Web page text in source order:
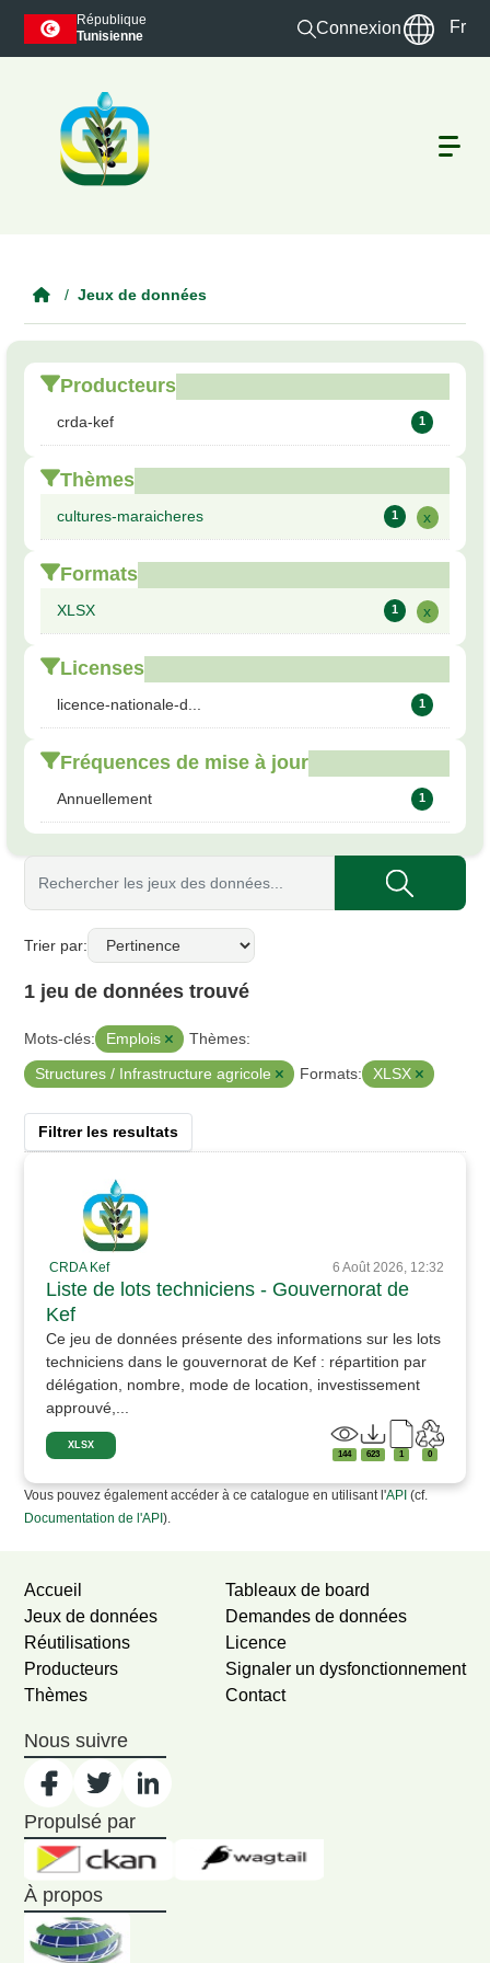
Skip to main content
République
Tunisienne
Connexion Fr
Jeux de données
Producteurs
crda-kef 1
Thèmes
cultures-maraicheres 1 x
Formats
XLSX 1 x
Licenses
licence-nationale-d... 1
Fréquences de mise à jour
Annuellement 1
Trier par
1 jeu de données trouvé
Mots-clés: Emplois
Thèmes:
Structures / Infrastructure agricole
Formats: XLSX
Filtrer les resultats
CRDA Kef 6 Août 2026, 12:32
Liste de lots techniciens - Gouvernorat de
Kef
Ce jeu de données présente des informations sur les lots
techniciens dans le gouvernorat de Kef : répartition par
délégation, nombre, mode de location, investissement
approuvé,...
XLSX
144 623 1 0
Vous pouvez également accéder à ce catalogue en utilisant l'API (cf.
Documentation de l'API).
Accueil
Jeux de données
Réutilisations
Producteurs
Thèmes
Tableaux de board
Demandes de données
Licence
Signaler un dysfonctionnement
Contact
Nous suivre
Propulsé par
À propos